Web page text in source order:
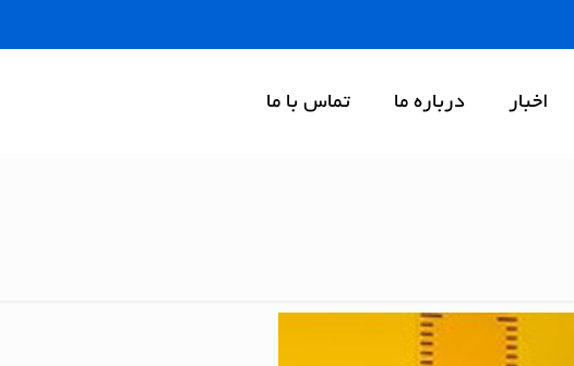
اخبار درباره ما تماس با ما